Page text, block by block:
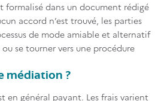
et lieu des rencontres, le coût
des informations dévoilées
au cours d’une procédure
aux parties d’initier une
le magistrat nomme le
alors encadrée par des délais
;
de médiation de l'OMPI;
l’EUIPO (il faut qu’au moins un titre
géré par l’EUIPO soit concerné
appel à ce centre) ;
propriété industrielle
de la médiation. Souvent, le
individuelles avec chaque
« plénière » a lieu : le médiateur et
des rencontres aura
dans la convention de médiation
processus de médiation dure
formalisé dans un document rédigé
accord n’est trouvé, les parties
de mode amiable et alternatif
se tourner vers une procédure
médiation ?
en général payant. Les frais varient